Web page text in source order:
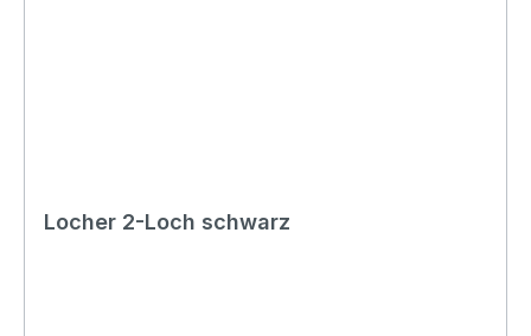
Locher 2-Loch schwarz